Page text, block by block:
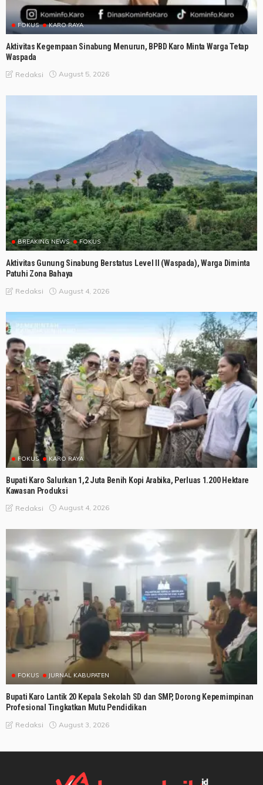
FOKUS KARO RAYA
Aktivitas Kegempaan Sinabung Menurun, BPBD Karo Minta Warga Tetap
Waspada
Redaksi August 5, 2026
BREAKING NEWS FOKUS
Aktivitas Gunung Sinabung Berstatus Level II (Waspada), Warga Diminta
Patuhi Zona Bahaya
Redaksi August 4, 2026
FOKUS KARO RAYA
Bupati Karo Salurkan 1,2 Juta Benih Kopi Arabika, Perluas 1.200 Hektare
Kawasan Produksi
Redaksi August 4, 2026
FOKUS JURNAL KABUPATEN
Bupati Karo Lantik 20 Kepala Sekolah SD dan SMP, Dorong Kepemimpinan
Profesional Tingkatkan Mutu Pendidikan
Redaksi August 3, 2026